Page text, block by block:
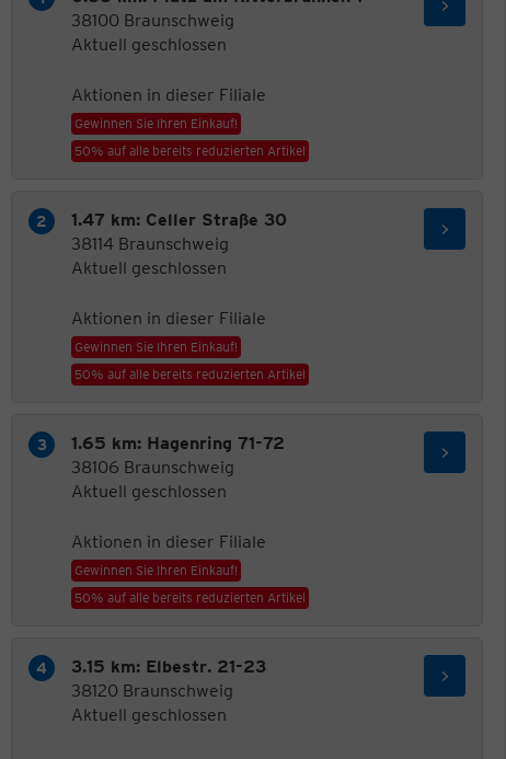
38100 Braunschweig
Aktuell geschlossen
Aktionen in dieser Filiale
Gewinnen Sie Ihren Einkauf!
50% auf alle bereits reduzierten Artikel
1.47 km: Celler Straße 30
38114 Braunschweig
Aktuell geschlossen
Aktionen in dieser Filiale
Gewinnen Sie Ihren Einkauf!
50% auf alle bereits reduzierten Artikel
1.65 km: Hagenring 71-72
38106 Braunschweig
Aktuell geschlossen
Aktionen in dieser Filiale
Gewinnen Sie Ihren Einkauf!
50% auf alle bereits reduzierten Artikel
3.15 km: Elbestr. 21-23
38120 Braunschweig
Aktuell geschlossen